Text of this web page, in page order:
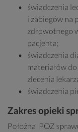
świadczenia
i zabiegów na
zdrowotnego
pacjenta;
świadczenia
materiałów
zlecenia
świadczenia
Zakres opieki
Położna POZ